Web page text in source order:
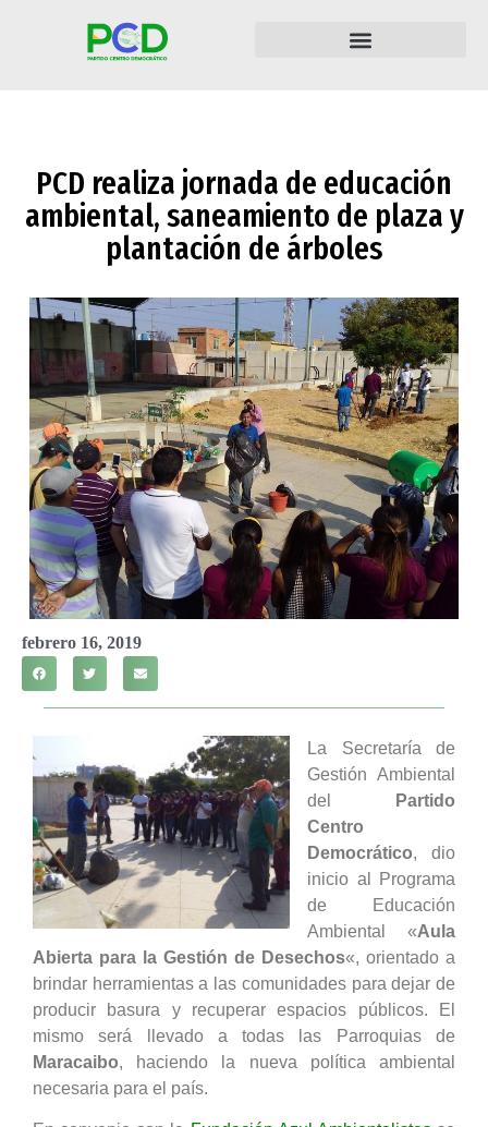
PCD realiza jornada de educación
ambiental, saneamiento de plaza y
plantación de árboles
febrero 16, 2019
La Secretaría de
Gestión Ambiental
del
Partido
Centro
Democrático, dio
inicio al Programa
de Educación
Ambiental «Aula
Abierta para la Gestión de Desechos«, orientado a
brindar herramientas a las comunidades para dejar de
producir basura y recuperar espacios públicos. El
mismo será llevado a todas las Parroquias de
Maracaibo, haciendo la nueva política ambiental
necesaria para el país.